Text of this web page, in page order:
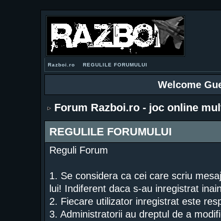
Razboi.ro REGULILE FORUMULUI
Welcome
Forum Razboi.ro - joc online
REGULILE FORUMULUI
Reguli Forum
1. Se considera ca cei care scriu
lui! Indiferent daca s-au inregistrat
2. Fiecare utilizator inregistrat este
3. Administratorii au dreptul de a